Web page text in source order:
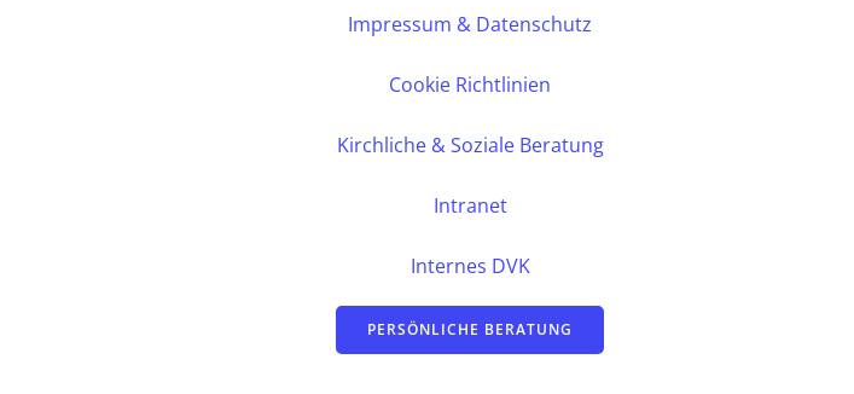
Impressum & Datenschutz
Cookie Richtlinien
Kirchliche & Soziale Beratung
Intranet
Internes DVK
PERSÖNLICHE BERATUNG